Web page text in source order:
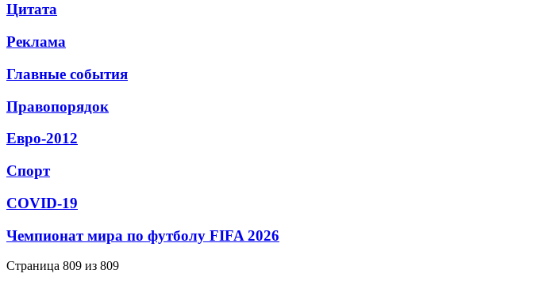
Цитата
Реклама
Главные события
Правопорядок
Евро-2012
Спорт
СОVID-19
Чемпионат мира по футболу FIFA 2026
Страница 809 из 809